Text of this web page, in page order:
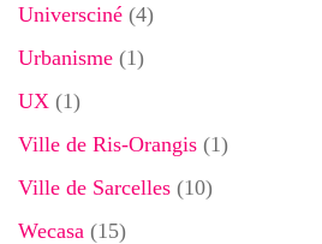
Universciné (4)
Urbanisme (1)
UX (1)
Ville de Ris-Orangis (1)
Ville de Sarcelles (10)
Wecasa (15)